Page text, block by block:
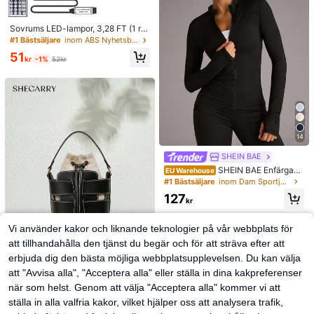
Sovrums LED-lampor, 3,28 FT (1 rul
le)~98,42 FT (2 rullar) RGB LED Stri
p-lampor med IR 44 nycklar fjärrko
ntroll, USB 5V LED Strip-lampor me
ärg Sovrumsfestdekoration
#1 Bästsäljare inom ABS Nyhetsbelysning
51kr -1% 52kr
SheCarry
SHECARRY 1 ST DAMMODE 2-I-1
14
SHEIN BAE
EU Warehouse SHEIN BAE Enfärgad
sportjacka med dragkedja och tum
hål, athleisure
#1 Bästsäljare inom Dam Sportjackor
127kr
Vi använder kakor och liknande teknologier på vår webbplats för
att tillhandahålla den tjänst du begär och för att sträva efter att
erbjuda dig den bästa möjliga webbplatsupplevelsen. Du kan välja
att "Avvisa alla", "Acceptera alla" eller ställa in dina kakpreferenser
när som helst. Genom att välja "Acceptera alla" kommer vi att
ställa in alla valfria kakor, vilket hjälper oss att analysera trafik,